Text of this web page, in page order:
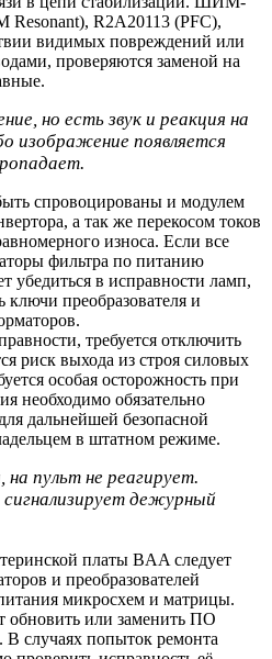
Resonant), R2A20113 (PFC),
видимых повреждений или
проверяются заменой на
но есть звук и реакция на
изображение появляется
спровоцированы и модулем
а так же перекосом токов
износа. Если все
фильтра по питанию
убедиться в исправности ламп,
ключи преобразователя и
требуется отключить
риск выхода из строя силовых
особая осторожность при
необходимо обязательно
дальнейшей безопасной
в штатном режиме.
на пульт не реагирует.
дежурный
платы BAA следует
и преобразователей
микросхем и матрицы.
обновить или заменить ПО
В случаях попыток ремонта